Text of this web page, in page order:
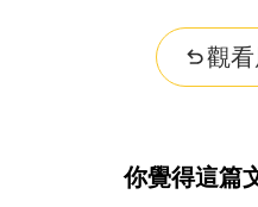
觀
你覺得這篇